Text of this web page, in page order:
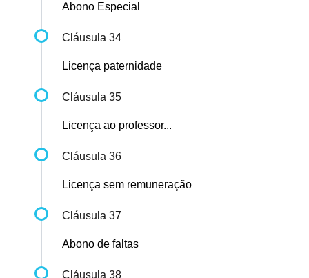
Abono Especial
Cláusula 34
Licença paternidade
Cláusula 35
Licença ao professor...
Cláusula 36
Licença sem remuneração
Cláusula 37
Abono de faltas
Cláusula 38